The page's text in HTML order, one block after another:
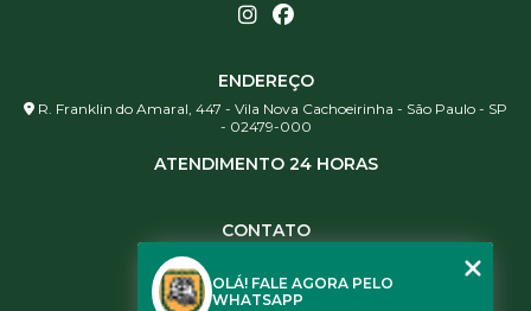
ENDEREÇO
R. Franklin do Amaral, 447 - Vila Nova Cachoeirinha - São Paulo - SP
- 02479-000
ATENDIMENTO 24 HORAS
CONTATO
(11) 3461-5871
OLÁ! FALE AGORA PELO
WHATSAPP